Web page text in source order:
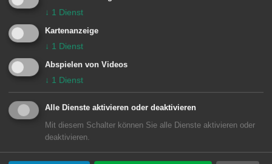
Seinen 100. Geburtstag würde der
überregional bekannte Künstlerpfarrer Sieger
Köder im nächsten Jahr feiern. Aus diesem
Anlass bereitet der Bund für Heimatpflege
Wasseralfingen e.V. in Zusammenarbeit mit
der Stadt Aalen unter anderem eine
umfassende Retrospektive seines ...
MEHR DAZU LESEN
↓ 1 Dienst
Kartenanzeige
↓ 1 Dienst
Abspielen von Videos
↓ 1 Dienst
Alle Dienste aktivieren oder deaktivieren
Mit diesem Schalter können Sie alle Dienste aktivieren oder
deaktivieren.